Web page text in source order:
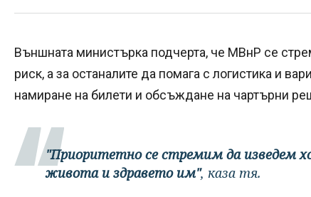
Външната министърка подчерта, че МВнР се
риск, а за останалите да помага с логистика и
намиране на билети и обсъждане на чартърни
"Приоритетно се стремим да изведем
живота и здравето им", каза тя.